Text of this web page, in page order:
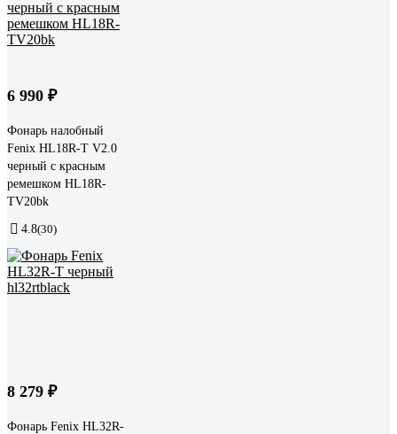
6 990 ₽
Фонарь налобный
Fenix HL18R-T V2.0
черный с красным
ремешком HL18R-
TV20bk
4.8(30)
8 279 ₽
Фонарь Fenix HL32R-